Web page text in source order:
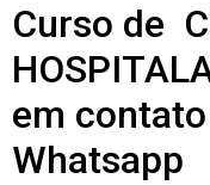
Curso de
em
Whatsapp